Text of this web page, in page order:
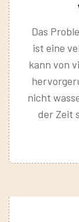
Das
ist eine
kann von
nicht
der Zeit